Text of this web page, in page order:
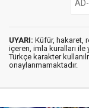
UYARI: Küfür, hakaret,
içeren, imla kuralları ile
Türkçe karakter
onaylanmamaktadır.